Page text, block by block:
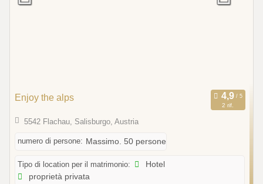
Enjoy the alps
2 rif.
5542 Flachau, Salisburgo, Austria
numero di persone: Massimo. 50 persone
Tipo di location per il matrimonio:
Hotel
proprietà privata